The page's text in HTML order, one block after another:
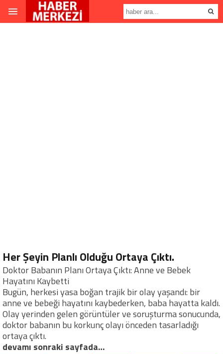
Her Şeyin Planlı Olduğu Ortaya Çıktı.
Doktor Babanın Planı Ortaya Çıktı: Anne ve Bebek
Hayatını Kaybetti
Bugün, herkesi yasa boğan trajik bir olay yaşandı: bir
anne ve bebeği hayatını kaybederken, baba hayatta kaldı.
Olay yerinden gelen görüntüler ve soruşturma sonucunda,
doktor babanın bu korkunç olayı önceden tasarladığı
ortaya çıktı.
devamı sonraki sayfada…